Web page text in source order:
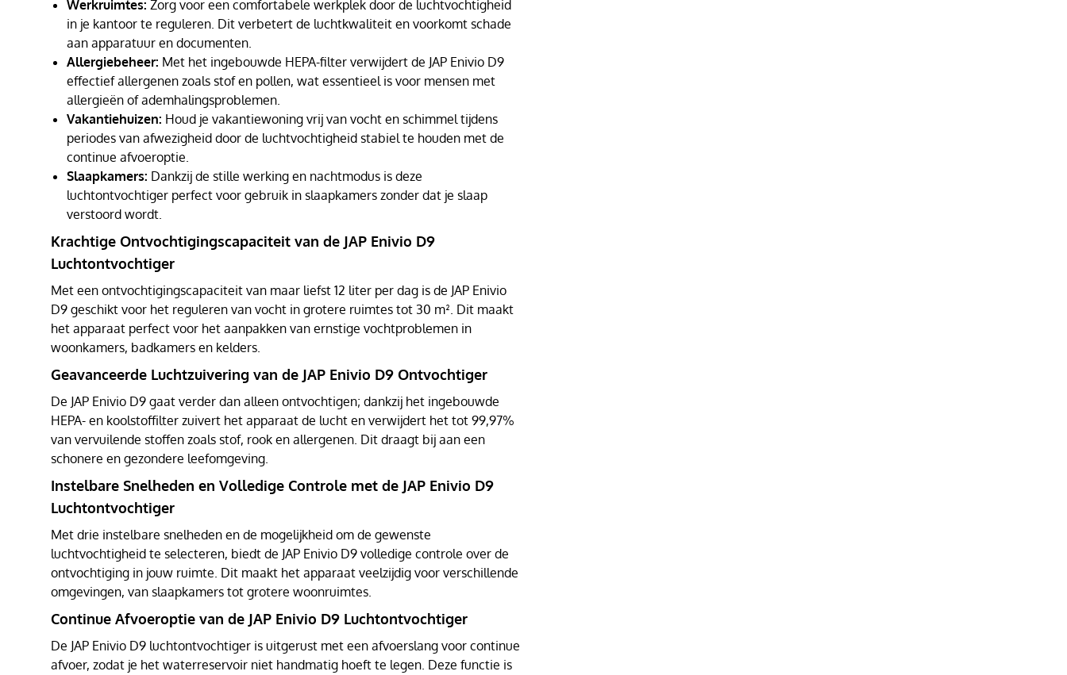
Werkruimtes: Zorg voor een comfortabele werkplek door de luchtvochtigheid
in je kantoor te reguleren. Dit verbetert de luchtkwaliteit en voorkomt schade
aan apparatuur en documenten.
Allergiebeheer: Met het ingebouwde HEPA-filter verwijdert de JAP Enivio D9
effectief allergenen zoals stof en pollen, wat essentieel is voor mensen met
allergieën of ademhalingsproblemen.
Vakantiehuizen: Houd je vakantiewoning vrij van vocht en schimmel tijdens
periodes van afwezigheid door de luchtvochtigheid stabiel te houden met de
continue afvoeroptie.
Slaapkamers: Dankzij de stille werking en nachtmodus is deze
luchtontvochtiger perfect voor gebruik in slaapkamers zonder dat je slaap
verstoord wordt.
Krachtige Ontvochtigingscapaciteit van de JAP Enivio D9
Luchtontvochtiger
Met een ontvochtigingscapaciteit van maar liefst 12 liter per dag is de JAP Enivio
D9 geschikt voor het reguleren van vocht in grotere ruimtes tot 30 m². Dit maakt
het apparaat perfect voor het aanpakken van ernstige vochtproblemen in
woonkamers, badkamers en kelders.
Geavanceerde Luchtzuivering van de JAP Enivio D9 Ontvochtiger
De JAP Enivio D9 gaat verder dan alleen ontvochtigen; dankzij het ingebouwde
HEPA- en koolstoffilter zuivert het apparaat de lucht en verwijdert het tot 99,97%
van vervuilende stoffen zoals stof, rook en allergenen. Dit draagt bij aan een
schonere en gezondere leefomgeving.
Instelbare Snelheden en Volledige Controle met de JAP Enivio D9
Luchtontvochtiger
Met drie instelbare snelheden en de mogelijkheid om de gewenste
luchtvochtigheid te selecteren, biedt de JAP Enivio D9 volledige controle over de
ontvochtiging in jouw ruimte. Dit maakt het apparaat veelzijdig voor verschillende
omgevingen, van slaapkamers tot grotere woonruimtes.
Continue Afvoeroptie van de JAP Enivio D9 Luchtontvochtiger
De JAP Enivio D9 luchtontvochtiger is uitgerust met een afvoerslang voor continue
afvoer, zodat je het waterreservoir niet handmatig hoeft te legen. Deze functie is